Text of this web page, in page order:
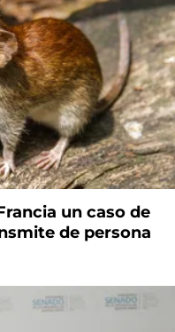
un caso de
de persona